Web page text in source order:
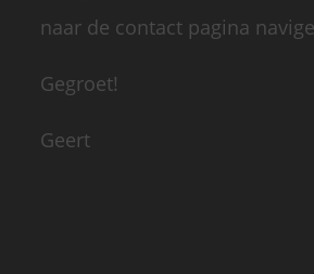
naar de contact pagina
Gegroet!
Geert